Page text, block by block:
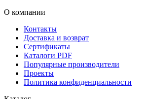
О компании
Контакты
Доставка и возврат
Сертификаты
Каталоги PDF
Популярные производители
Проекты
Политика конфиденциальности